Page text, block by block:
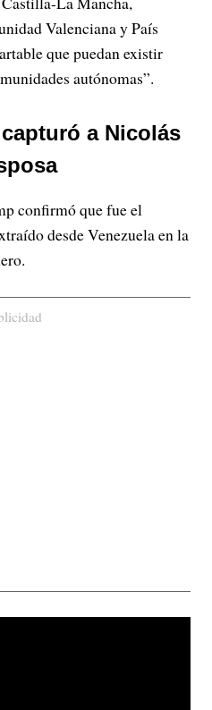
Valenciana y País
que puedan existir
autónomas”.
a Nicolás
confirmó que fue el
desde Venezuela en la